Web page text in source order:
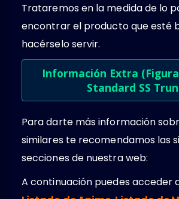
Trataremos en la medida de lo
encontrar el producto que esté
hacérselo servir.
Información Extra
Standard SS
Para darte más información
similares te recomendamos las
secciones de nuestra web:
A continuación puedes acceder